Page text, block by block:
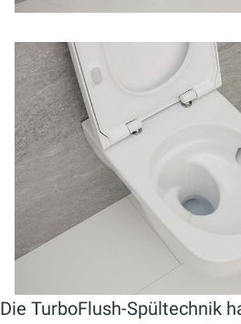
Die TurboFlush-Spültechnik